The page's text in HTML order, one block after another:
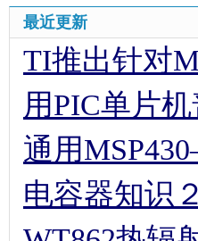
最近更新
TI推出针对
用PIC单片
通用
电容器知识２